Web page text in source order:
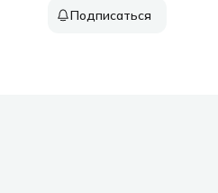
белый/серый
Подписаться